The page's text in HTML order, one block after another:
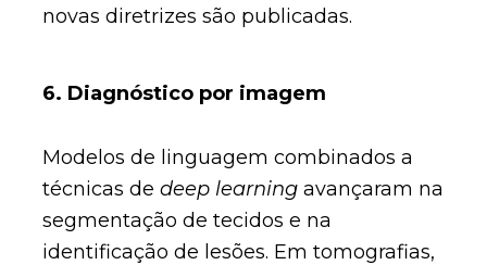
novas diretrizes são publicadas.
6. Diagnóstico por imagem
Modelos de linguagem combinados a
técnicas de deep learningavançaram na
segmentação de tecidos e na
identificação de lesões. Em tomografias,